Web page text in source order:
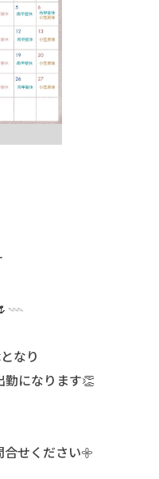
なり
なります👏
合せください𖧷